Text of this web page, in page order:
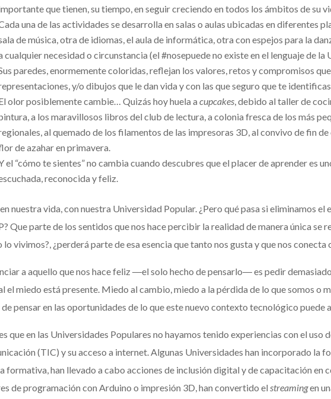
que tienen, su tiempo, en seguir creciendo en todos los ámbitos de su
una de las actividades se desarrolla en salas o aulas ubicadas en diferentes
de música, otra de idiomas, el aula de informática, otra con espejos para la
cualquier necesidad o circunstancia (el #nosepuede no existe en el lenguaje de la
paredes, enormemente coloridas, reflejan los valores, retos y compromisos
y/o dibujos que le dan vida y con las que seguro que te
olor posiblemente cambie… Quizás hoy huela a cupcakes, debido al taller de
a los maravillosos libros del club de lectura, a colonia fresca de los más
al quemado de los filamentos de las impresoras 3D, al convivo de fin
de azahar en primavera.
el “cómo te sientes” no cambia cuando descubres que el placer de aprender es
reconocida y feliz.
nuestra vida, con nuestra Universidad Popular. ¿Pero qué pasa si eliminamos
Que parte de los sentidos que nos hace percibir la realidad de manera única se
lo vivimos?, ¿perderá parte de esa esencia que tanto nos gusta y que nos conecta
a aquello que nos hace feliz ―el solo hecho de pensarlo― es pedir
el miedo está presente. Miedo al cambio, miedo a la pérdida de lo que somos o
de pensar en las oportunidades de lo que este nuevo contexto tecnológico puede
que en las Universidades Populares no hayamos tenido experiencias con el uso
(TIC) y su acceso a internet. Algunas Universidades han incorporado la
formativa, han llevado a cabo acciones de inclusión digital y de capacitación en
de programación con Arduino o impresión 3D, han convertido el streamingen